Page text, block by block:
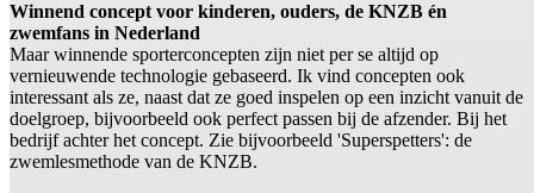
Winnend concept voor kinderen, ouders, de KNZB én
zwemfans in Nederland
Maar winnende sporterconcepten zijn niet per se altijd op
vernieuwende technologie gebaseerd. Ik vind concepten ook
interessant als ze, naast dat ze goed inspelen op een inzicht vanuit de
doelgroep, bijvoorbeeld ook perfect passen bij de afzender. Bij het
bedrijf achter het concept. Zie bijvoorbeeld 'Superspetters': de
zwemlesmethode van de KNZB.